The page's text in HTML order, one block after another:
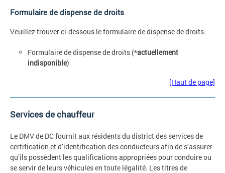
Formulaire de dispense de droits
Veuillez trouver ci-dessous le formulaire de dispense de droits.
Formulaire de dispense de droits (*actuellement
indisponible)
[Haut de page]
Services de chauffeur
Le DMV de DC fournit aux résidents du district des services de
certification et d’identification des conducteurs afin de s’assurer
qu’ils possèdent les qualifications appropriées pour conduire ou
se servir de leurs véhicules en toute légalité. Les titres de